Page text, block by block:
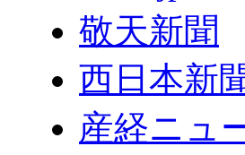
敬天新聞
西日本新
産経ニュ